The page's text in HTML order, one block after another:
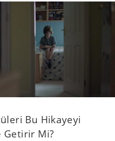
Bu Hikayeyi
Getirir Mi?